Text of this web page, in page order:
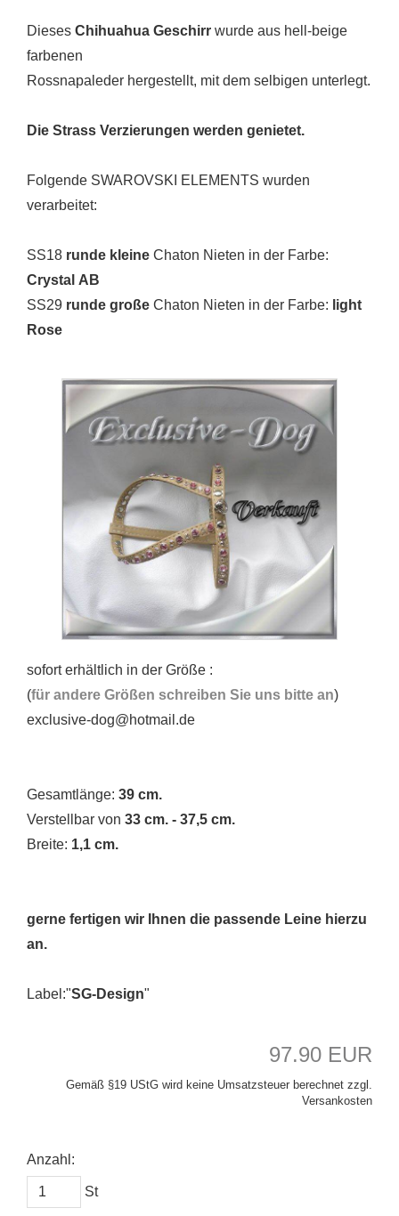
Dieses Chihuahua Geschirr wurde aus hell-beige
farbenen
Rossnapaleder hergestellt, mit dem selbigen unterlegt.
Die Strass Verzierungen werden genietet.
Folgende SWAROVSKI ELEMENTS wurden
verarbeitet:
SS18 runde kleine Chaton Nieten in der Farbe:
Crystal AB
SS29 runde große Chaton Nieten in der Farbe: light
Rose
sofort erhältlich in der Größe :
(für andere Größen schreiben Sie uns bitte an)
exclusive-dog@hotmail.de
Gesamtlänge: 39 cm.
Verstellbar von 33 cm. - 37,5 cm.
Breite: 1,1 cm.
gerne fertigen wir Ihnen die passende Leine hierzu
an.
Label:"SG-Design"
97.90 EUR
Gemäß §19 UStG wird keine Umsatzsteuer berechnet zzgl.
Versankosten
Anzahl:
St